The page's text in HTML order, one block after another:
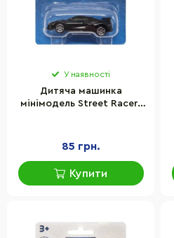
У наявності
Дитяча машинка
мінімодель Street Racers
85 грн.
Купити